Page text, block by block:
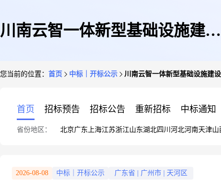
川南云智一体新型基础设施建设
您当前的位置： 首页 中标｜开标公示 川南云智一体新型基础设施建
首页 招标预告 招标公告 重新招标 中标通知
省份地区： 北京广东 上海江苏浙江山东湖北四川 河北河南天津山
2026-08-08 中标｜开标公示 广东省 广州市 天河区